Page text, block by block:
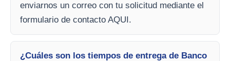
enviarnos un correo con tu solicitud mediante el
formulario de contacto AQUI.
¿Cuáles son los tiempos de entrega de Banco